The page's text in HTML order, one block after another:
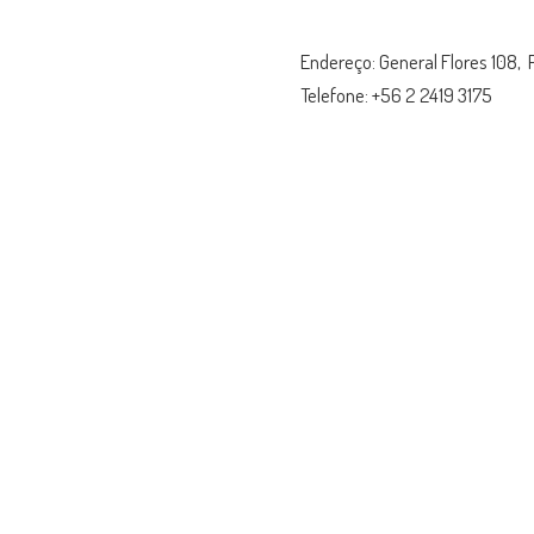
Endereço: General Flores 108,
Telefone: +56 2 2419 3175